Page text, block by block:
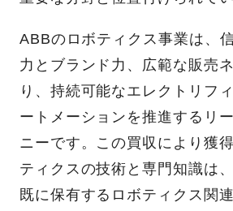
ABBのロボティクス事業は、
力とブランド力、広範な販売
り、持続可能なエレクトリフ
ートメーションを推進するリ
ニーです。この買収により獲
ティクスの技術と専門知識は
既に保有するロボティクス関